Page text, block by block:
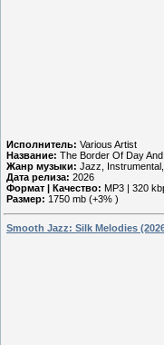
Исполнитель: Various Artist
Название: The Border Of Day
Жанр музыки: Jazz,
Дата релиза: 2026
Формат | Качество: MP3 | 320
Размер: 1750 mb (+3% )
Smooth Jazz: Silk Melodies